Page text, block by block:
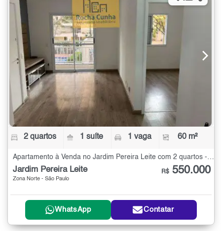
2 quartos 1 suíte 1 vaga 60 m²
Apartamento à Venda no Jardim Pereira Leite com 2 quartos - 60 m²
Jardim Pereira Leite
Zona Norte - São Paulo
R$ 550.000
WhatsApp Contatar